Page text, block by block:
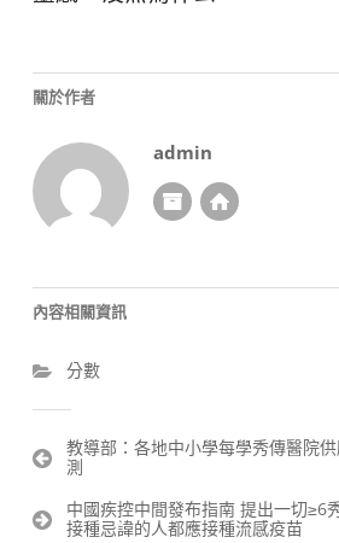
關於作者
admin
內容相關資訊
分數
文
章
覽
教導部：各地中小學每學秀傳醫院
測
中國疾控中間發布指南 提出一切≥6
接種忌諱的人都應接種流感疫苗